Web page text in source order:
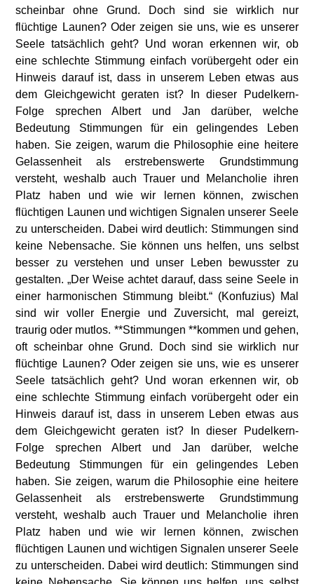
scheinbar ohne Grund. Doch sind sie wirklich nur
flüchtige Launen? Oder zeigen sie uns, wie es unserer
Seele tatsächlich geht? Und woran erkennen wir, ob
eine schlechte Stimmung einfach vorübergeht oder ein
Hinweis darauf ist, dass in unserem Leben etwas aus
dem Gleichgewicht geraten ist? In dieser Pudelkern-
Folge sprechen Albert und Jan darüber, welche
Bedeutung Stimmungen für ein gelingendes Leben
haben. Sie zeigen, warum die Philosophie eine heitere
Gelassenheit als erstrebenswerte Grundstimmung
versteht, weshalb auch Trauer und Melancholie ihren
Platz haben und wie wir lernen können, zwischen
flüchtigen Launen und wichtigen Signalen unserer Seele
zu unterscheiden. Dabei wird deutlich: Stimmungen sind
keine Nebensache. Sie können uns helfen, uns selbst
besser zu verstehen und unser Leben bewusster zu
gestalten. „Der Weise achtet darauf, dass seine Seele in
einer harmonischen Stimmung bleibt.“ (Konfuzius) Mal
sind wir voller Energie und Zuversicht, mal gereizt,
traurig oder mutlos. **Stimmungen **kommen und gehen,
oft scheinbar ohne Grund. Doch sind sie wirklich nur
flüchtige Launen? Oder zeigen sie uns, wie es unserer
Seele tatsächlich geht? Und woran erkennen wir, ob
eine schlechte Stimmung einfach vorübergeht oder ein
Hinweis darauf ist, dass in unserem Leben etwas aus
dem Gleichgewicht geraten ist? In dieser Pudelkern-
Folge sprechen Albert und Jan darüber, welche
Bedeutung Stimmungen für ein gelingendes Leben
haben. Sie zeigen, warum die Philosophie eine heitere
Gelassenheit als erstrebenswerte Grundstimmung
versteht, weshalb auch Trauer und Melancholie ihren
Platz haben und wie wir lernen können, zwischen
flüchtigen Launen und wichtigen Signalen unserer Seele
zu unterscheiden. Dabei wird deutlich: Stimmungen sind